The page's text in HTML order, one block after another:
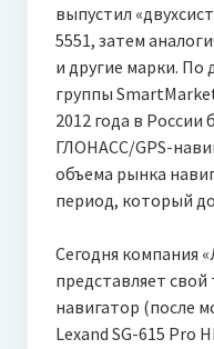
выпустил
5551, затем
и другие марки. По
группы
2012 года в
ГЛОНАСС/GPS-
объема рынка
период, который
Сегодня компания
представляет
навигатор (после
Lexand SG-615 Pro